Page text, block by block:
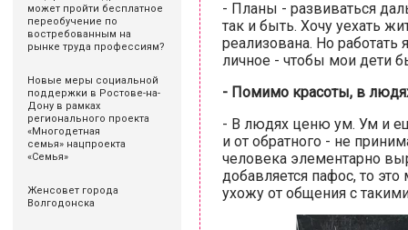
может пройти бесплатное
переобучение по
востребованным на
рынке труда профессиям?
Новые меры социальной
поддержки в Ростове-на-
Дону в рамках
регионального проекта
«Многодетная
семья» нацпроекта
«Семья»
Женсовет города
Волгодонска
- Планы - развиваться
так и быть. Хочу уехать
реализована. Но работать
личное - чтобы мои дети
- Помимо красоты, в
- В людях ценю ум. Ум и
и от обратного - не
человека элементарно
добавляется пафос, то
ухожу от общения с